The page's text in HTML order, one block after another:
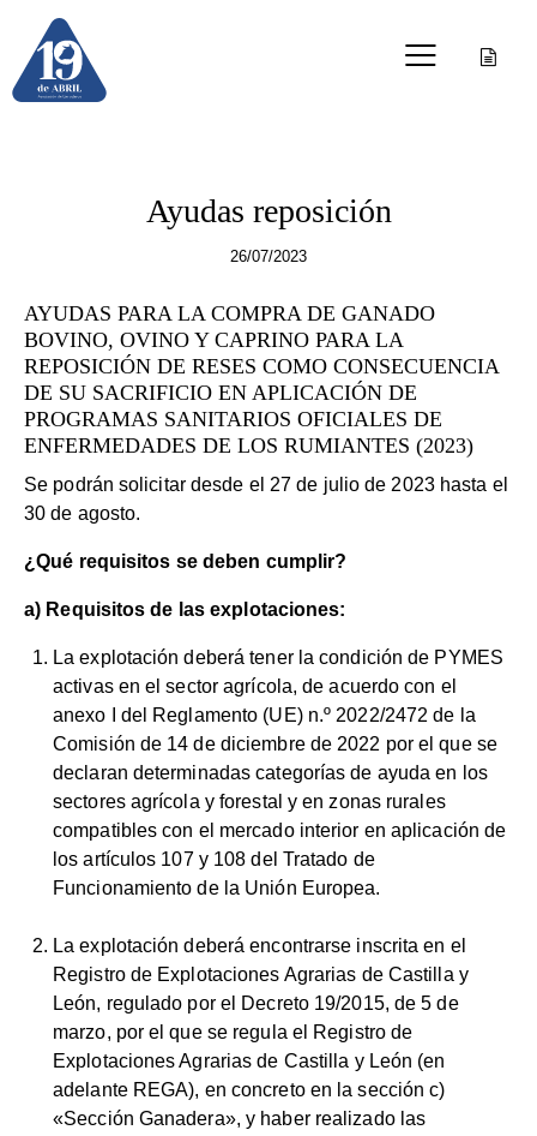
Ayudas reposición
26/07/2023
AYUDAS PARA LA COMPRA DE GANADO
BOVINO, OVINO Y CAPRINO PARA LA
REPOSICIÓN DE RESES COMO CONSECUENCIA
DE SU SACRIFICIO EN APLICACIÓN DE
PROGRAMAS SANITARIOS OFICIALES DE
ENFERMEDADES DE LOS RUMIANTES (2023)
Se podrán solicitar desde el 27 de julio de 2023 hasta el
30 de agosto.
¿Qué requisitos se deben cumplir?
a) Requisitos de las explotaciones:
La explotación deberá tener la condición de PYMES
activas en el sector agrícola, de acuerdo con el
anexo I del Reglamento (UE) n.º 2022/2472 de la
Comisión de 14 de diciembre de 2022 por el que se
declaran determinadas categorías de ayuda en los
sectores agrícola y forestal y en zonas rurales
compatibles con el mercado interior en aplicación de
los artículos 107 y 108 del Tratado de
Funcionamiento de la Unión Europea.
La explotación deberá encontrarse inscrita en el
Registro de Explotaciones Agrarias de Castilla y
León, regulado por el Decreto 19/2015, de 5 de
marzo, por el que se regula el Registro de
Explotaciones Agrarias de Castilla y León (en
adelante REGA), en concreto en la sección c)
«Sección Ganadera», y haber realizado las